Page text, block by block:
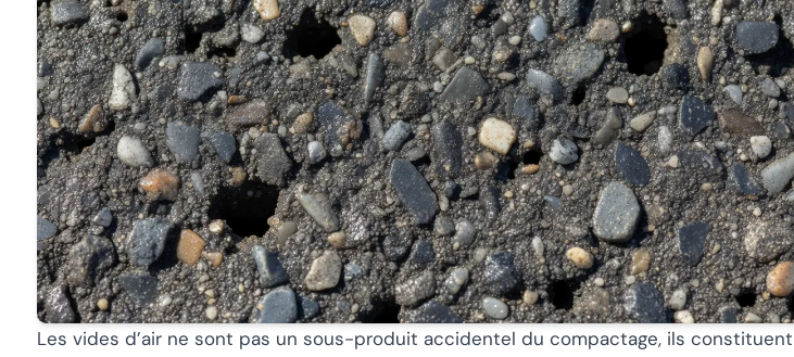
Les vides d’air ne sont pas un sous-produit accidentel du compactage, ils constituent